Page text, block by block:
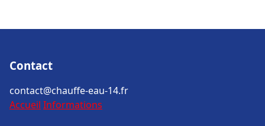
Contact
contact@chauffe-eau-14.fr
Accueil Informations